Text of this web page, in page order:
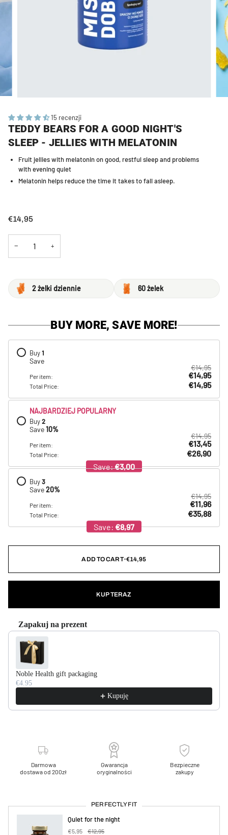
15 recenzji
TEDDY BEARS FOR A GOOD NIGHT'S
SLEEP - JELLIES WITH MELATONIN
Fruit jellies with melatonin on good, restful sleep and problems
with evening quiet
Melatonin helps reduce the time it takes to fall asleep.
€14,95
− +
2 żelki dziennie 60 żelek
BUY MORE, SAVE MORE!
Buy1
Save
Per item:
€14,95
€14,95
Total Price: €14,95
NAJBARDZIEJ POPULARNY
Buy2
Save10%
Per item:
€14,95
€13,45
Total Price:
€26,90
Save:€3,00
Buy3
Save20%
Per item:
€14,95
€11,96
Total Price:
€35,88
Save: €8,97
ADD TO CART•€14,95
KUP TERAZ
Zapakuj na prezent
Use the Previous and Next buttons to navigate through product
Noble Health gift packaging
€4.95
Kupuję
Darmowa
dostawa od 200zł
Gwarancja
oryginalności
Bezpieczne
zakupy
PERFECTLY FIT
Quiet for the night
€5,95 €12,95